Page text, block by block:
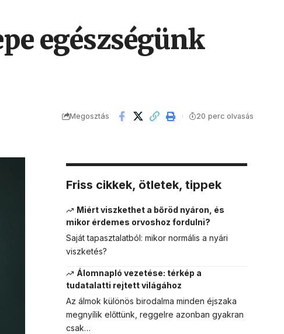
egészségünk
Megosztás 20 perc olvasás
Friss cikkek, ötletek, tippek
Miért viszkethet a bőröd nyáron, és
mikor érdemes orvoshoz fordulni?
Saját tapasztalatból: mikor normális a nyári
viszketés?
Álomnapló vezetése: térkép a
tudatalatti rejtett világához
Az álmok különös birodalma minden éjszaka
megnyílik előttünk, reggelre azonban gyakran
csak…